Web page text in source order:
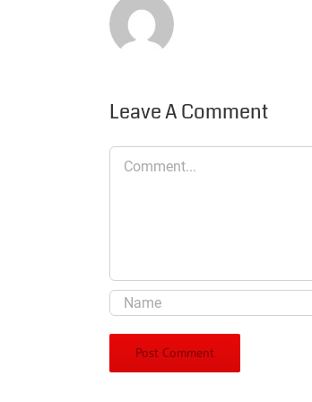
Leave A Comment